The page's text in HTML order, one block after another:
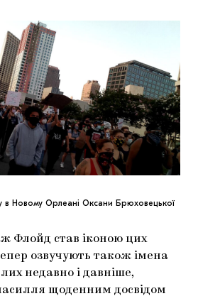
в Новому Орлеані Оксани Брюховецької
Флойд став іконою цих
озвучують також імена
недавно і давніше,
щоденним досвідом